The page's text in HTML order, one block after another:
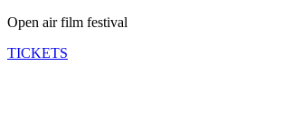
Open air film festival
TICKETS